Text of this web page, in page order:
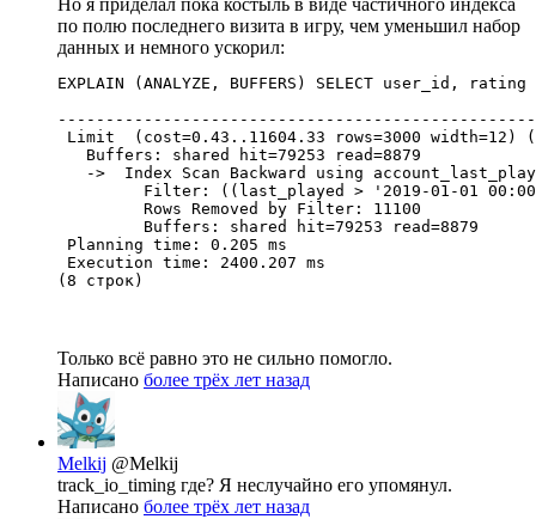
Но я приделал пока костыль в виде частичного индекса
по полю последнего визита в игру, чем уменьшил набор
данных и немного ускорил:
EXPLAIN (ANALYZE, BUFFERS) SELECT user_id,
Limit  (cost=0.43..11604.33 rows=3000 width=12)
   Buffers: shared hit=79253 read=8879
->  Index Scan Backward using
Filter: ((last_played > '2019-01-01
         Rows Removed by Filter: 11100
         Buffers: shared hit=79253 read=8879
Planning time: 0.205 ms
Execution time: 2400.207 ms
(8 строк)
Только всё равно это не сильно помогло.
Написано более трёх лет назад
Melkij @Melkij
track_io_timing где? Я неслучайно его упомянул.
Написано более трёх лет назад